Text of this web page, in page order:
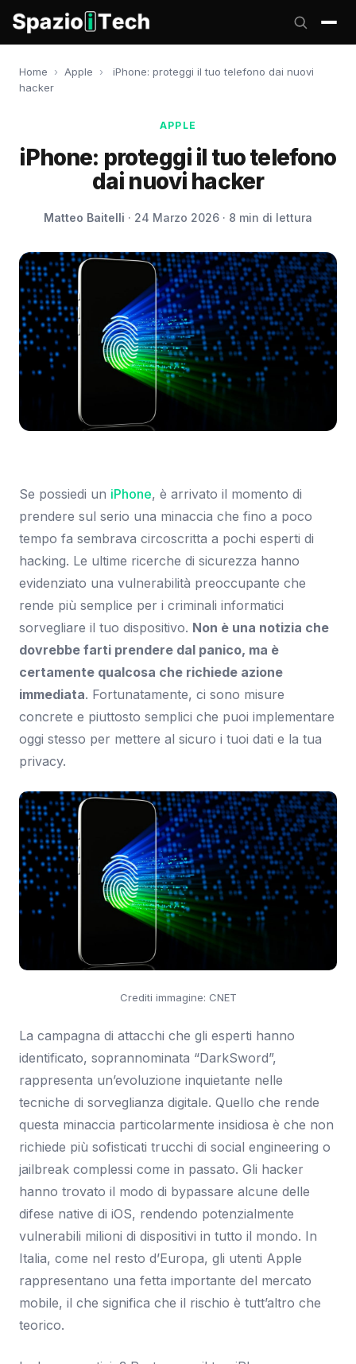
Home › Apple ›
iPhone: proteggi il tuo telefono dai nuovi
hacker
APPLE
iPhone: proteggi il tuo telefono
dai nuovi hacker
Matteo Baitelli · 24 Marzo 2026 · 8 min di lettura
Se possiedi un iPhone, è arrivato il momento di
prendere sul serio una minaccia che fino a poco
tempo fa sembrava circoscritta a pochi esperti di
hacking. Le ultime ricerche di sicurezza hanno
evidenziato una vulnerabilità preoccupante che
rende più semplice per i criminali informatici
sorvegliare il tuo dispositivo. Non è una notizia che
dovrebbe farti prendere dal panico, ma è
certamente qualcosa che richiede azione
immediata. Fortunatamente, ci sono misure
concrete e piuttosto semplici che puoi implementare
oggi stesso per mettere al sicuro i tuoi dati e la tua
privacy.
Crediti immagine: CNET
La campagna di attacchi che gli esperti hanno
identificato, soprannominata “DarkSword”,
rappresenta un’evoluzione inquietante nelle
tecniche di sorveglianza digitale. Quello che rende
questa minaccia particolarmente insidiosa è che non
richiede più sofisticati trucchi di social engineering o
jailbreak complessi come in passato. Gli hacker
hanno trovato il modo di bypassare alcune delle
difese native di iOS, rendendo potenzialmente
vulnerabili milioni di dispositivi in tutto il mondo. In
Italia, come nel resto d’Europa, gli utenti Apple
rappresentano una fetta importante del mercato
mobile, il che significa che il rischio è tutt’altro che
teorico.